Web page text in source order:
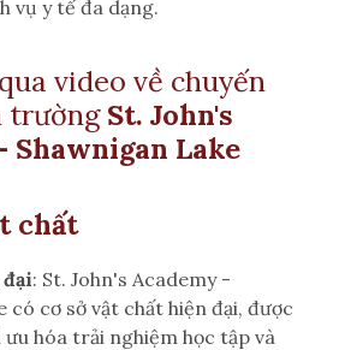
vụ y tế đa dạng.
video về chuyến
trường St. John's
Shawnigan Lake
chất
: St. John's Academy -
có cơ sở vật chất hiện đại, được
hóa trải nghiệm học tập và